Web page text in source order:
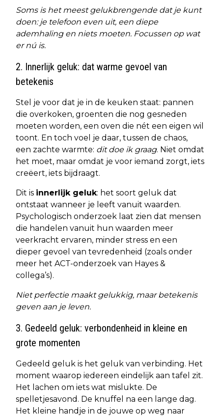
Soms is het meest gelukbrengende dat je kunt
doen: je telefoon even uit, een diepe
ademhaling en niets moeten. Focussen op wat
er nú is.
2. Innerlijk geluk: dat warme gevoel van
betekenis
Stel je voor dat je in de keuken staat: pannen
die overkoken, groenten die nog gesneden
moeten worden, een oven die nét een eigen wil
toont. En toch voel je daar, tussen de chaos,
een zachte warmte: dit doe ik graag. Niet omdat
het moet, maar omdat je voor iemand zorgt, iets
creëert, iets bijdraagt.
Dit is innerlijk geluk: het soort geluk dat
ontstaat wanneer je leeft vanuit waarden.
Psychologisch onderzoek laat zien dat mensen
die handelen vanuit hun waarden meer
veerkracht ervaren, minder stress en een
dieper gevoel van tevredenheid (zoals onder
meer het ACT-onderzoek van Hayes &
collega’s).
Niet perfectie maakt gelukkig, maar betekenis
geven aan je leven.
3. Gedeeld geluk: verbondenheid in kleine en
grote momenten
Gedeeld geluk is het geluk van verbinding. Het
moment waarop iedereen eindelijk aan tafel zit.
Het lachen om iets wat mislukte. De
spelletjesavond. De knuffel na een lange dag.
Het kleine handje in de jouwe op weg naar